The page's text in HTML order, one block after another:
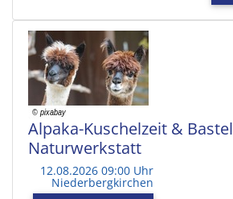
Alpaka-Kuschelzeit &
Naturwerkstatt
12.08.2026 09:00 Uhr
Niederbergkirchen